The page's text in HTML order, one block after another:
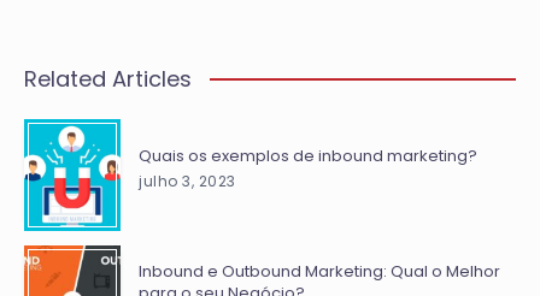
Related Articles
Quais os exemplos de inbound marketing?
julho 3, 2023
Inbound e Outbound Marketing: Qual o Melhor